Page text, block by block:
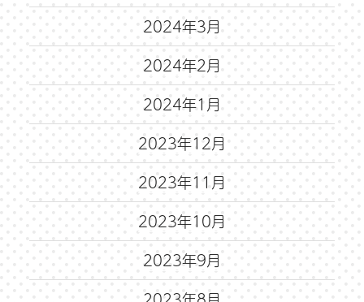
2024年3月
2024年2月
2024年1月
2023年12月
2023年11月
2023年10月
2023年9月